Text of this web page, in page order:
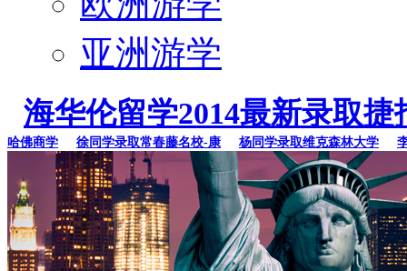
亚洲游学
海华伦留学2014最新录取捷
商学 徐同学录取常春藤名校-康 杨同学录取维克森林大学 李同